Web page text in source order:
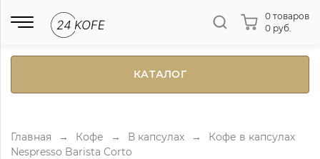
0 товаров
0 руб.
КАТАЛОГ
Главная → Кофе → В капсулах →
Кофе в капсулах
Nespresso Barista Corto